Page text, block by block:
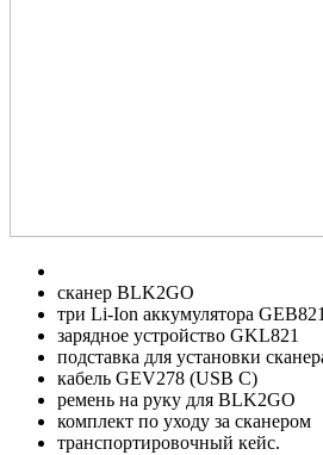
сканер BLK2GO
три Li-Ion аккумулятора GEB821
зарядное устройство GKL821
подставка для установки
кабель GEV278 (USB C)
ремень на руку для BLK2GO
комплект по уходу за сканером
транспортировочный кейс.